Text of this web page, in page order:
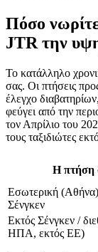
Πόσο
JTR την
Το κατάλληλο
σας. Οι πτήσεις
έλεγχο
φεύγει από την
τον Απρίλιο του
τους ταξιδιώτες
Η πτήση
Εσωτερική
Σένγκεν
Εκτός Σένγκεν /
ΗΠΑ, εκτός ΕΕ)